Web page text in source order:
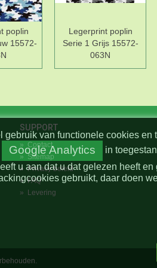
poplin
15572-
Legerprint poplin
Serie 1 Grijs 15572-
063N
SUPPORT
» Contact
» Sitemap
»Privacy beleid
»FAQ
»
Levering
gebruik van functionele cookies
Google Analytics in
u aan dat u dat gelezen heeft
gebruikt, daar doen